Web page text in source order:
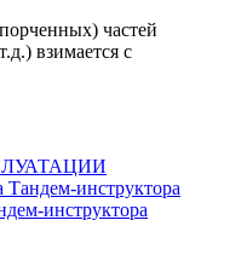
частей
взимается с
инструктора
инструктора